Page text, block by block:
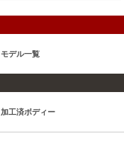
モデル一覧
加工済ボディー